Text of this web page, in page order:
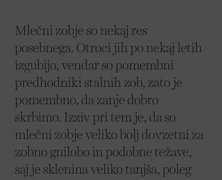
Mlečni zobje so nekaj res
posebnega. Otroci jih po nekaj letih
izgubijo, vendar so pomembni
predhodniki stalnih zob, zato je
pomembno, da zanje dobro
skrbimo. Izziv pri tem je, da so
mlečni zobje veliko bolj dovzetni za
zobno gnilobo in podobne težave,
saj je sklenina veliko tanjša, poleg